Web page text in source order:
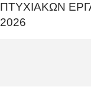
ΠΤΥΧΙΑΚΩΝ
2026